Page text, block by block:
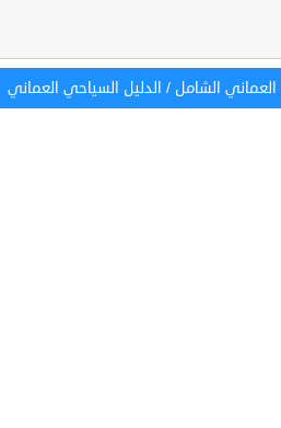
العماني الشامل / الدليل السياحي العماني